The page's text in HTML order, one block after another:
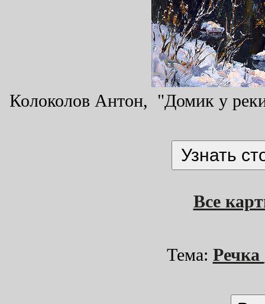
Колоколов Антон, "Домик у
Все
Тема: Речка